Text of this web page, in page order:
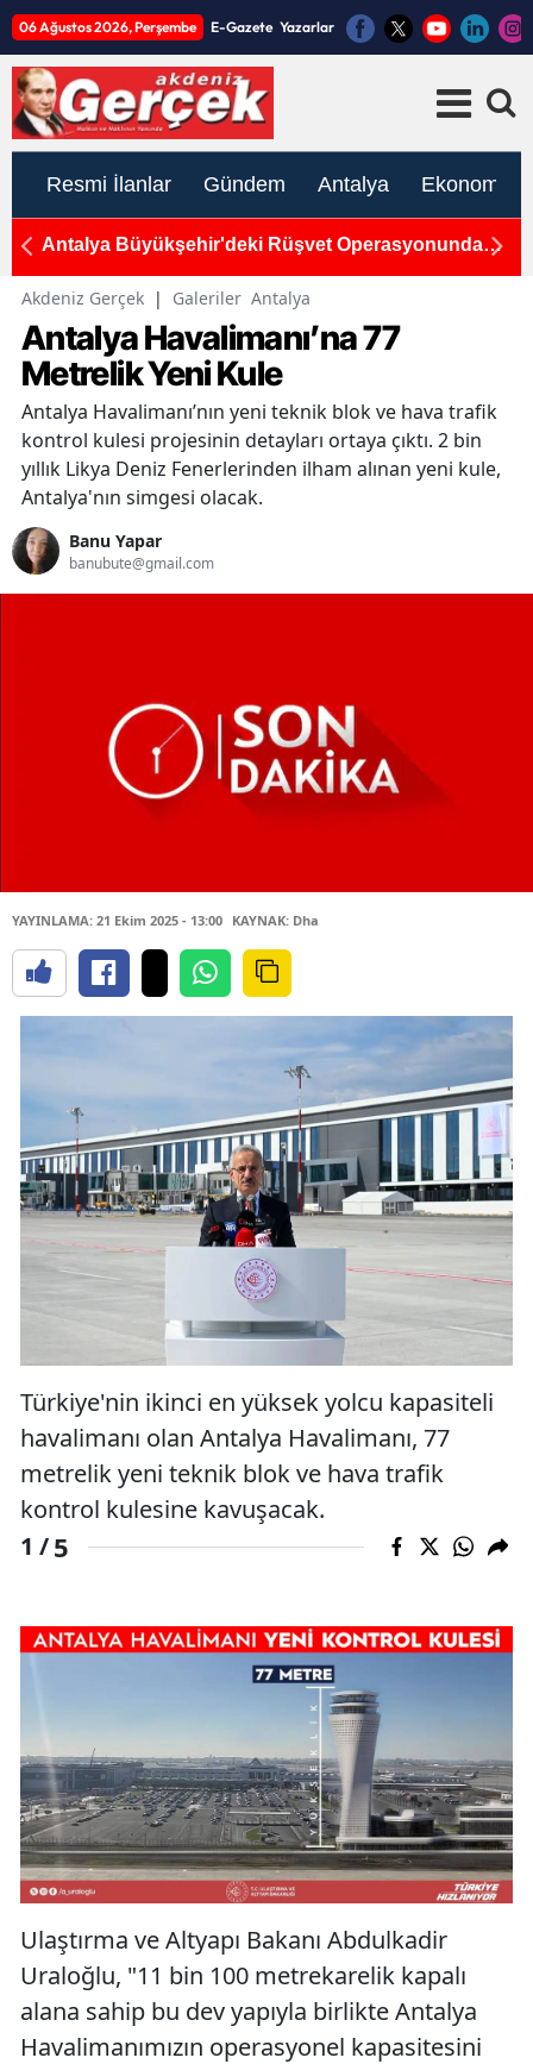
06 Ağustos 2026, Perşembe E-Gazete Yazarlar
Resmi İlanlar Gündem Antalya Ekonomi
Antalya Büyükşehir'deki Rüşvet Operasyonunda
Akdeniz Gerçek | Galeriler Antalya
Antalya Havalimanı’na 77
Metrelik Yeni Kule
Antalya Havalimanı’nın yeni teknik blok ve hava trafik
kontrol kulesi projesinin detayları ortaya çıktı. 2 bin
yıllık Likya Deniz Fenerlerinden ilham alınan yeni kule,
Antalya'nın simgesi olacak.
Banu Yapar
banubute@gmail.com
YAYINLAMA: 21 Ekim 2025 - 13:00 KAYNAK: Dha
Türkiye'nin ikinci en yüksek yolcu kapasiteli
havalimanı olan Antalya Havalimanı, 77
metrelik yeni teknik blok ve hava trafik
kontrol kulesine kavuşacak.
1 /5
Ulaştırma ve Altyapı Bakanı Abdulkadir
Uraloğlu, "11 bin 100 metrekarelik kapalı
alana sahip bu dev yapıyla birlikte Antalya
Havalimanımızın operasyonel kapasitesini